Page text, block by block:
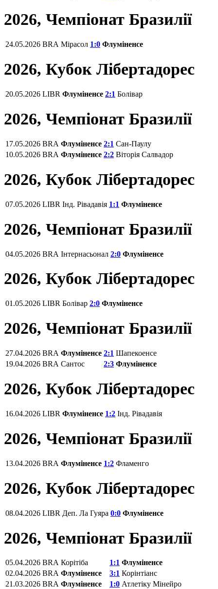
2026, Чемпіонат Бразилії
24.05.2026 BRA Мірасол 1:0 Флуміненсе
2026, Кубок Лібертадорес
20.05.2026 LIBR Флуміненсе 2:1 Болівар
2026, Чемпіонат Бразилії
17.05.2026 BRA Флуміненсе 2:1 Сан-Паулу
10.05.2026 BRA Флуміненсе 2:2 Віторія Салвадор
2026, Кубок Лібертадорес
07.05.2026 LIBR Інд. Рівадавія 1:1 Флуміненсе
2026, Чемпіонат Бразилії
04.05.2026 BRA Інтернасьонал 2:0 Флуміненсе
2026, Кубок Лібертадорес
01.05.2026 LIBR Болівар 2:0 Флуміненсе
2026, Чемпіонат Бразилії
27.04.2026 BRA Флуміненсе 2:1 Шапекоенсе
19.04.2026 BRA Сантос 2:3 Флуміненсе
2026, Кубок Лібертадорес
16.04.2026 LIBR Флуміненсе 1:2 Інд. Рівадавія
2026, Чемпіонат Бразилії
13.04.2026 BRA Флуміненсе 1:2 Фламенго
2026, Кубок Лібертадорес
08.04.2026 LIBR Деп. Ла Гуяра 0:0 Флуміненсе
2026, Чемпіонат Бразилії
05.04.2026 BRA Корітіба 1:1 Флуміненсе
02.04.2026 BRA Флуміненсе 3:1 Корінтіанс
21.03.2026 BRA Флуміненсе 1:0 Атлетіку Мінейро